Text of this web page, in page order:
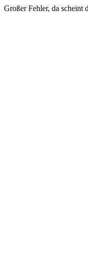
Großer Fehler, da scheint